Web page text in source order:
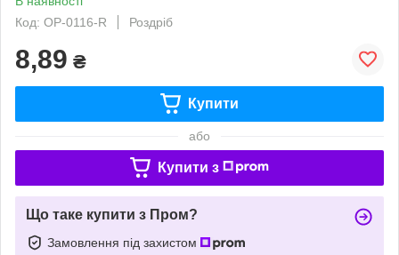
Код: OP-0116-R
Роздріб
8,89 ₴
Купити
або
Купити з
Що таке купити з Пром?
Замовлення під захистом